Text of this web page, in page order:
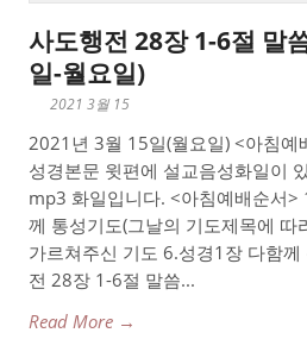
사도행전 28장 1-6절 말
일-월요일)
2021 3월 15
2021년 3월 15일(월요일) <아침예
성경본문 윗편에 설교음성화일이
mp3 화일입니다. <아침예배순서>
께 통성기도(그날의 기도제목에 따
가르쳐주신 기도 6.성경1장 다함께
전 28장 1-6절 말씀...
Read More →